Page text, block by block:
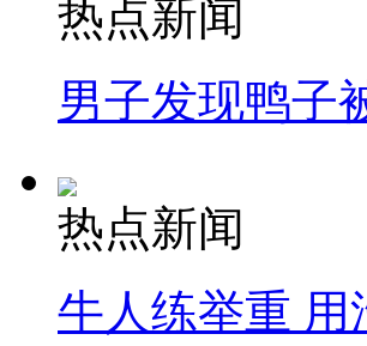
热点新闻
男子发现鸭子
热点新闻
牛人练举重 用